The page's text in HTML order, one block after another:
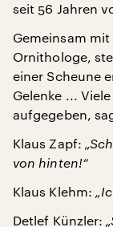
seit 56 Jahren
Gemeinsam
Ornithologe,
einer Scheune
Gelenke ...
aufgegeben,
Klaus Zapf:
von hinten!“
Klaus Klehm:
Detlef Künzler: